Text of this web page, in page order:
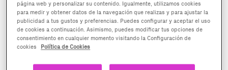
página web y personalizar su contenido. Igualmente, utilizamos cookies
para medir y obtener datos de la navegación que realizas y para ajustar la
publicidad a tus gustos y preferencias. Puedes configurar y aceptar el uso
de cookies a continuación. Asimismo, puedes modificar tus opciones de
consentimiento en cualquier momento visitando la Configuración de
cookies
Política de Cookies